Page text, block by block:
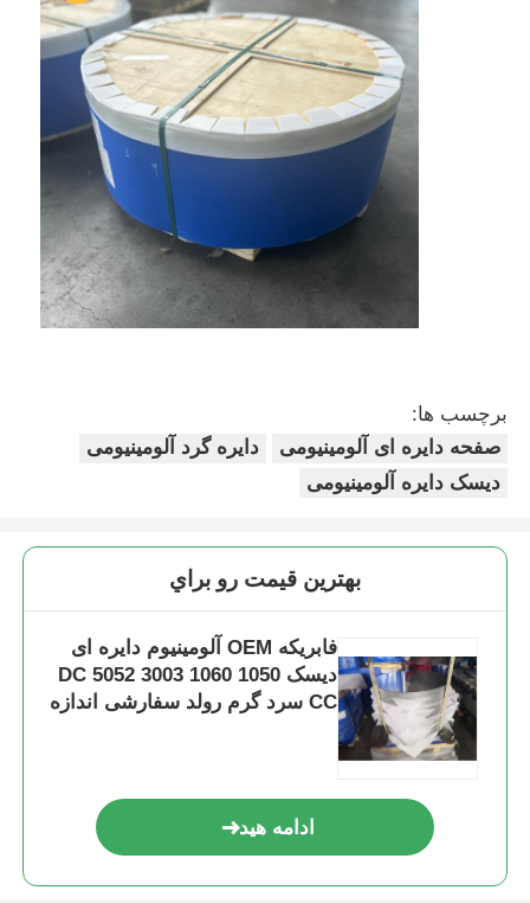
برچسب ها:
صفحه دایره ای آلومینیومی
دایره گرد آلومینیومی
دیسک دایره آلومینیومی
بهترين قيمت رو براي
فابریکه OEM آلومینیوم دایره ای
دیسک 1050 1060 3003 5052 DC
CC سرد گرم رولد سفارشی اندازه
ادامه هید